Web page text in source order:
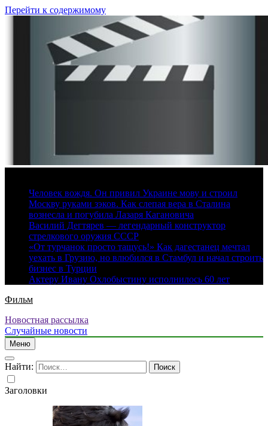
Перейти к содержимому
Человек вождя. Он привил Украине мову и строил
Москву руками зэков. Как слепая вера в Сталина
вознесла и погубила Лазаря Кагановича
Василий Дегтярев — легендарный конструктор
стрелкового оружия СССР
«От турчанок просто тащусь!» Как дагестанец мечтал
уехать в Грузию, но влюбился в Стамбул и начал строить
бизнес в Турции
Актеру Ивану Охлобыстину исполнилось 60 лет
Фильм
Новостная рассылка
Случайные новости
Меню
Найти:
Заголовки